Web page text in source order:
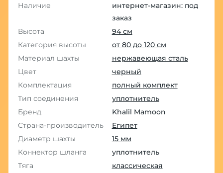
Наличие
интернет-магазин: под
заказ
Высота
94 см
Категория высоты
от 80 до 120 см
Материал шахты
нержавеющая сталь
Цвет
черный
Комплектация
полный комплект
Тип соединения
уплотнитель
Бренд
Khalil Mamoon
Страна-производитель
Египет
Диаметр шахты
15 мм
Коннектор шланга
уплотнитель
Тяга
классическая